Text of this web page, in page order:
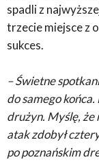
spadli z
trzecie miejsce z
sukces.
– Świetne
do samego
drużyn. Myślę, że
atak zdobył
po poznańskim